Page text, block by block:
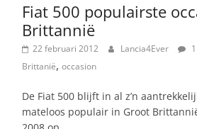
Fiat 500 populairste
Brittannië
22 februari 2012 Lancia4Ever
Brittanië, occasion
De Fiat 500 blijft in al z’n
mateloos populair in Groot